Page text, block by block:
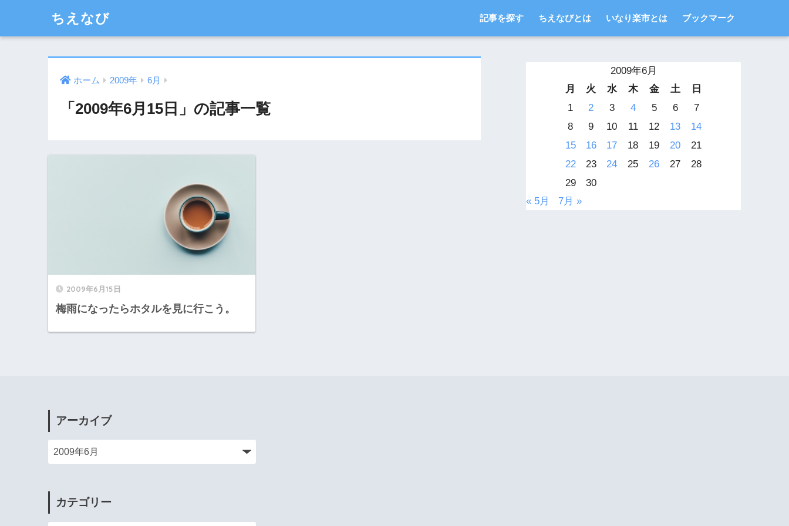
ちえなび 記事を探す ちえなびとは いなり楽市とは ブックマーク
ホーム 2009年 6月
「2009年6月15日」の記事一覧
2009年6月15日
梅雨になったらホタルを見に行こう。
2009年6月
月
火 水 木 金 土
日
1
2 3 4 5 6
7
8
9 10 11 12 13
14
15
16 17 18 19 20
21
22
23 24 25 26 27
28
29
30
« 5月
7月 »
アーカイブ
カテゴリー